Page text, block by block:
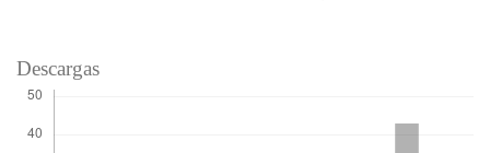
Descargas